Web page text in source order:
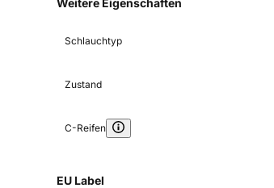
Weitere Eigenschaften
Schlauchtyp
Zustand
C-Reifen
EU Label